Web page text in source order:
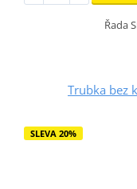
Řada
Trubka bez
SLEVA 20%